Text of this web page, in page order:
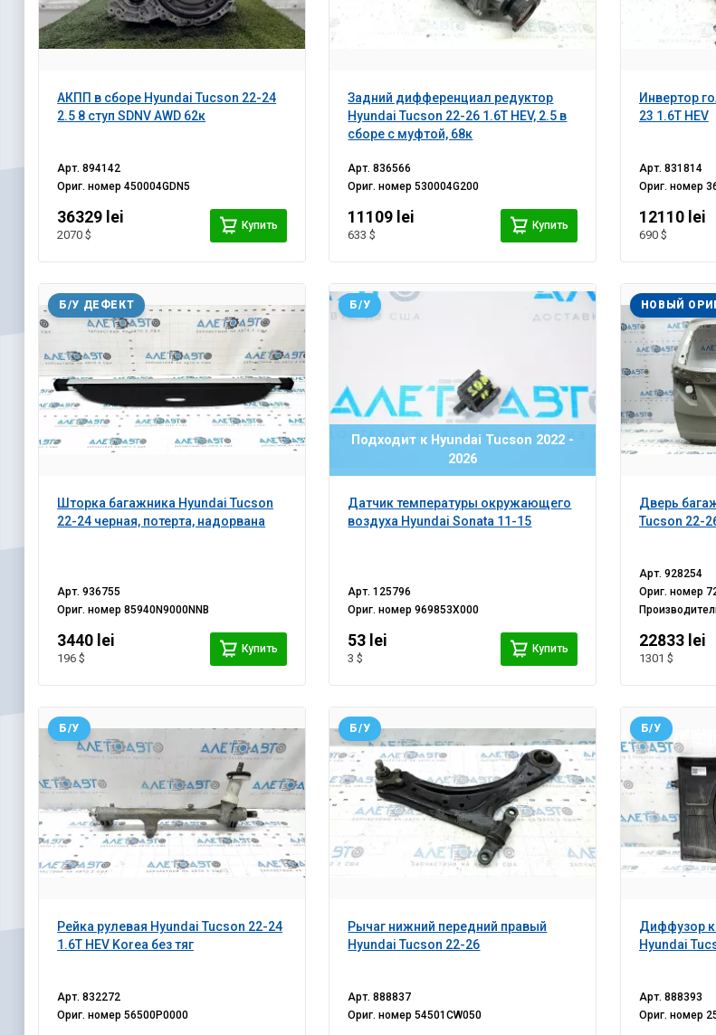
АКПП в сборе Hyundai Tucson 22-24
2.5 8 ступ SDNV AWD 62к
Арт.894142
Ориг. номер450004GDN5
36329 lei
2070 $
Купить
Задний дифференциал редуктор
Hyundai Tucson 22-26 1.6T HEV, 2.5 в
сборе с муфтой, 68к
Арт.836566
Ориг. номер530004G200
11109 lei
633 $
Купить
Инвертор
23 1.6T HEV
Арт. 831814
Ориг. номер
12110 lei
690 $
Шторка багажника Hyundai Tucson
22-24 черная, потерта, надорвана
Б/У ДЕФЕКТ
Арт.936755
Ориг. номер85940N9000NNB
3440 lei
196 $
Купить
Подходит к Hyundai Tucson 2022 -
2026
Датчик температуры окружающего
воздуха Hyundai Sonata 11-15
Б/У
Арт.125796
Ориг. номер969853X000
53 lei
3 $
Купить
Дверь
Tucson 22-
НОВЫЙ
Арт. 928254
Ориг. номер
22833 lei
1301 $
Рейка рулевая Hyundai Tucson 22-24
1.6T HEV Korea без тяг
Б/У
Арт.832272
Ориг. номер56500P0000
Рычаг нижний передний правый
Hyundai Tucson 22-26
Б/У
Арт.888837
Ориг. номер54501CW050
Диффузор
Hyundai
Б/У
Арт. 888393
Ориг. номер